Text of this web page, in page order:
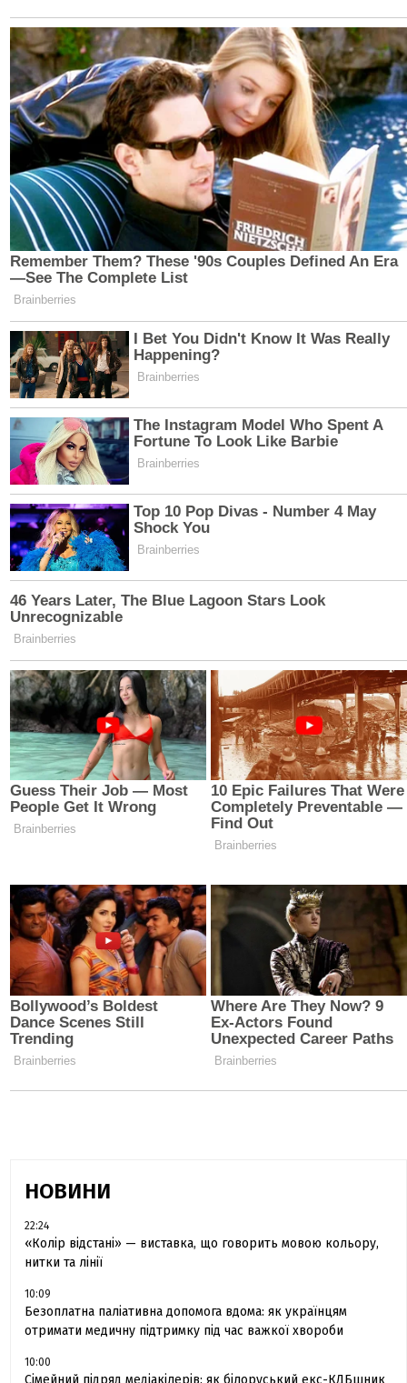
НОВИНИ
22:24
«Колір відстані» — виставка, що говорить мовою кольору,
нитки та лінії
10:09
Безоплатна паліативна допомога вдома: як українцям
отримати медичну підтримку під час важкої хвороби
10:00